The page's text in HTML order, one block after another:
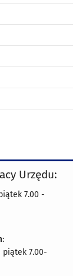
Urzędu:
7.00 -
:
piątek 7.00-